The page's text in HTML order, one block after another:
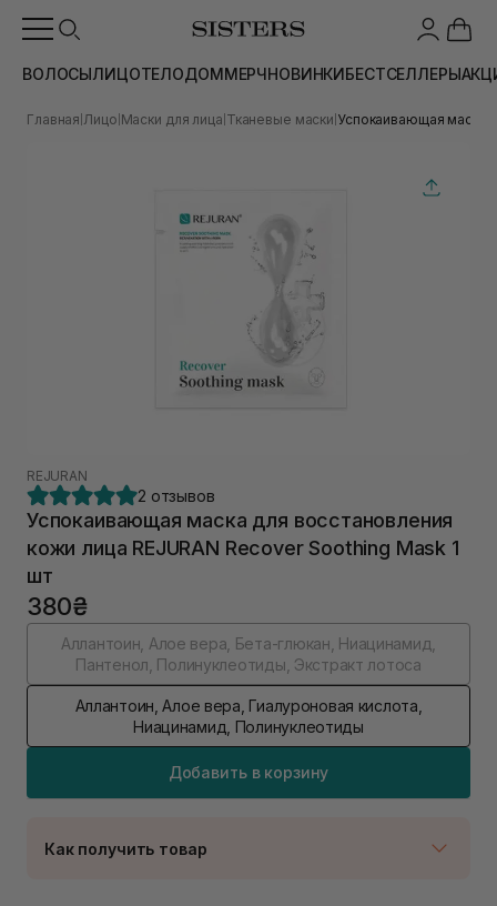
ВОЛОСЫЛИЦОТЕЛОДОММЕРЧНОВИНКИБЕСТСЕЛЛЕРЫ
Главная Лицо Маски для лица Тканевые маски Успокаивающая маска
REJURAN
2 отзывов
Успокаивающая маска для восстановления
кожи лица REJURAN Recover Soothing Mask 1
шт
380₴
Аллантоин, Алое вера, Бета-глюкан, Ниацинамид,
Пантенол, Полинуклеотиды, Экстракт лотоса
Аллантоин, Алое вера, Гиалуроновая кислота,
Ниацинамид, Полинуклеотиды
Добавить в корзину
Как получить товар